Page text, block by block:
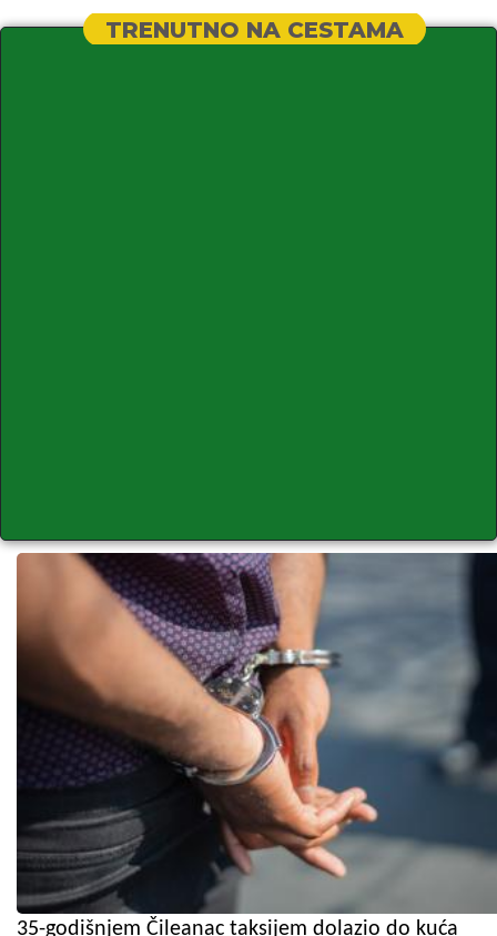
TRENUTNO NA CESTAMA
35-godišnjem Čileanac taksijem dolazio do kuća